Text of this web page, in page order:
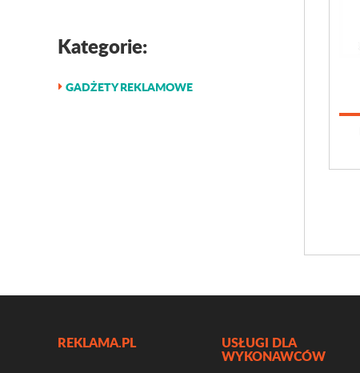
Kategorie:
GADŻETY REKLAMOWE
REKLAMA.PL USŁUGI DLA
WYKONAWCÓW